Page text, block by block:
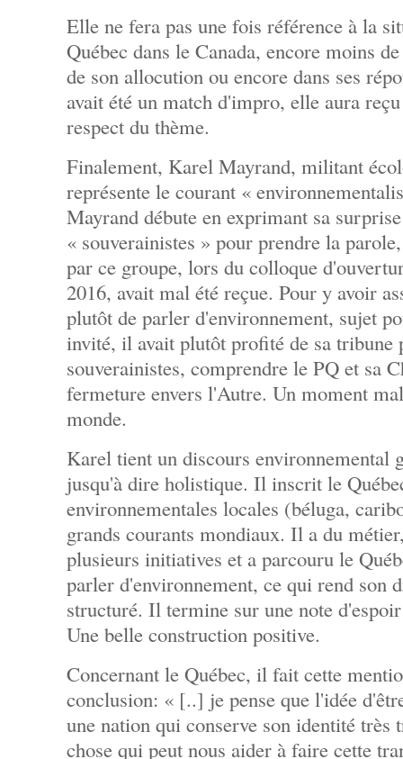
Elle ne fera pas une fois référence à la
Québec dans le Canada, encore moins
de son allocution ou encore dans ses
avait été un match d'impro, elle aura
respect du thème.
Finalement, Karel Mayrand, militant
représente le courant «
Mayrand débute en exprimant sa
« souverainistes » pour prendre la
par ce groupe, lors du colloque
2016, avait mal été reçue. Pour y avoir
plutôt de parler d'environnement, sujet
invité, il avait plutôt profité de sa tribune
souverainistes, comprendre le PQ et sa
fermeture envers l'Autre. Un moment
monde.
Karel tient un discours environnemental
jusqu'à dire holistique. Il inscrit le
environnementales locales (béluga,
grands courants mondiaux. Il a du
plusieurs initiatives et a parcouru le
parler d'environnement, ce qui rend son
structuré. Il termine sur une note
Une belle construction positive.
Concernant le Québec, il fait cette
conclusion: « [..] je pense que l'idée
une nation qui conserve son identité très
chose qui peut nous aider à faire cette